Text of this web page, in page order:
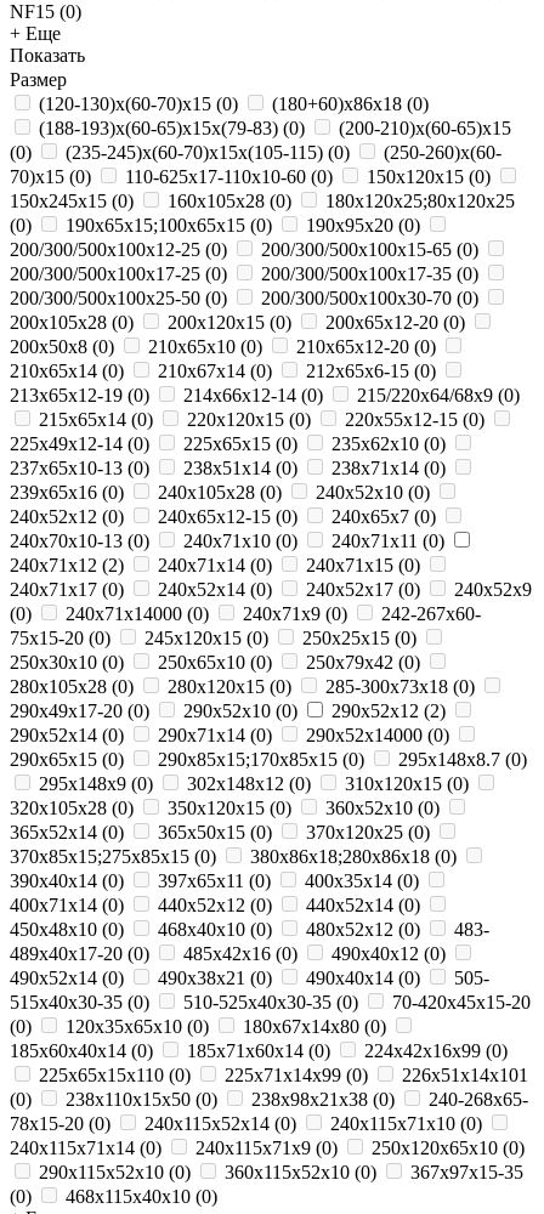
NF15 (0)
+ Еще
Показать
Размер
(120-130)х(60-70)х15 (0) (180+60)х86х18 (0)
(188-193)х(60-65)х15х(79-83) (0)
(200-210)х(60-65)х15
(0) (235-245)х(60-70)х15х(105-115) (0)
(250-260)х(60-
70)х15 (0) 110-625x17-110x10-60 (0) 150x120x15 (0)
150x245x15 (0) 160x105x28 (0)
180х120х25;80х120х25
(0) 190х65х15;100х65х15 (0) 190х95х20 (0)
200/300/500x100x12-25 (0) 200/300/500x100x15-65 (0)
200/300/500x100x17-25 (0) 200/300/500x100x17-35 (0)
200/300/500x100x25-50 (0) 200/300/500x100x30-70 (0)
200x105x28 (0) 200x120x15 (0) 200x65x12-20 (0)
200х50х8 (0) 210x65x10 (0) 210x65x12-20 (0)
210x65x14 (0) 210х67х14 (0) 212x65x6-15 (0)
213x65x12-19 (0) 214x66x12-14 (0) 215/220х64/68х9 (0)
215х65х14 (0) 220x120x15 (0) 220x55x12-15 (0)
225x49x12-14 (0) 225х65х15 (0) 235x62x10 (0)
237x65x10-13 (0) 238х51х14 (0) 238х71х14 (0)
239х65х16 (0) 240x105x28 (0) 240x52x10 (0)
240x52x12 (0) 240x65x12-15 (0) 240x65x7 (0)
240x70x10-13 (0) 240x71x10 (0) 240x71x11 (0)
240x71x12 (2) 240x71x14 (0) 240x71x15 (0)
240x71x17 (0) 240х52х14 (0) 240х52х17 (0)
240х52х9
(0) 240х71х14000 (0) 240х71х9 (0)
242-267x60-
75x15-20 (0) 245x120x15 (0) 250x25x15 (0)
250x30x10 (0) 250x65x10 (0) 250х79х42 (0)
280x105x28 (0) 280x120x15 (0) 285-300x73x18 (0)
290x49x17-20 (0) 290x52x10 (0) 290x52x12 (2)
290x52x14 (0) 290x71x14 (0) 290х52х14000 (0)
290х65х15 (0) 290х85х15;170х85х15 (0) 295х148х8.7 (0)
295х148х9 (0) 302х148х12 (0) 310x120x15 (0)
320x105x28 (0) 350x120x15 (0) 360х52х10 (0)
365x52x14 (0) 365х50х15 (0) 370х120х25 (0)
370х85х15;275х85х15 (0) 380х86х18;280х86х18 (0)
390x40x14 (0) 397x65x11 (0) 400х35х14 (0)
400х71х14 (0) 440x52x12 (0) 440х52х14 (0)
450x48x10 (0) 468x40x10 (0) 480х52х12 (0)
483-
489x40x17-20 (0) 485х42х16 (0) 490x40x12 (0)
490x52x14 (0) 490х38х21 (0) 490х40х14 (0)
505-
515x40x30-35 (0) 510-525x40x30-35 (0)
70-420x45x15-20
(0) 120x35x65x10 (0) 180х67х14х80 (0)
185x60x40x14 (0) 185х71х60х14 (0) 224х42х16х99 (0)
225х65х15х110 (0) 225х71х14х99 (0)
226х51х14х101
(0) 238х110х15х50 (0) 238х98х21х38 (0)
240-268x65-
78x15-20 (0) 240x115x52x14 (0) 240x115x71x10 (0)
240x115x71x14 (0) 240x115x71x9 (0) 250x120x65x10 (0)
290x115x52x10 (0) 360x115x52x10 (0)
367x97x15-35
(0) 468x115x40x10 (0)